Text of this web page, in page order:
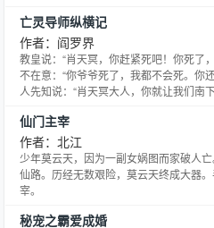
让我们一起期待李元霸的重生之旅！ 让
那血雨纷飞，让那热血澎湃，让那杀气滔
亡灵导师纵横记
作者：阎罗界
教皇说：“肖天冥，你赶紧死吧！你死了
不在意：“你爷爷死了，我都不会死。你
人先知说：“肖天冥大人，你就让我们南
女祭司说：“坏蛋，你快把怨灵给我赶走
不能给几瓶生命泉水解解渴？” 远古黄昏
仙门主宰
作者：北江
少年莫云天，因为一副女娲图而家破人
仙路。历经无数艰险，莫云天终成大器
宰。
秘宠之霸爱成婚